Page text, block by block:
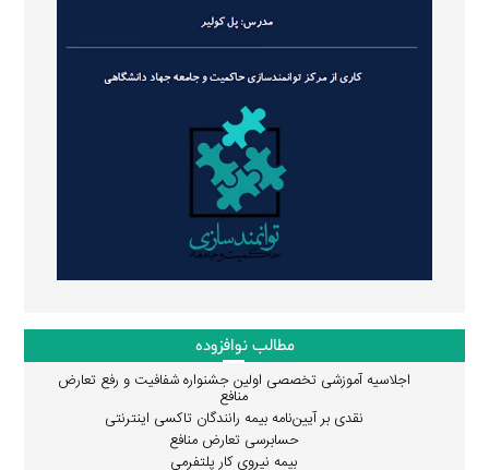
مطالب نوافزوده
اجلاسیه آموزشی تخصصی اولین جشنواره شفافیت و رفع تعارض
منافع
نقدی بر آیین‌نامه بیمه رانندگان تاکسی اینترنتی
حسابرسی تعارض منافع
بیمه نیروی کار پلتفرمی